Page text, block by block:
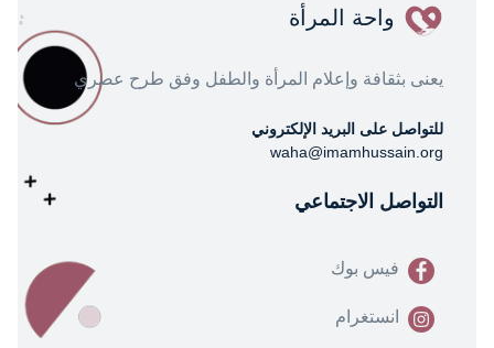
واحة المرأة
يعنى بثقافة وإعلام المرأة والطفل وفق طرح عصري
للتواصل على البريد الإلكتروني
waha@imamhussain.org
التواصل الاجتماعي
فيس بوك
انستغرام